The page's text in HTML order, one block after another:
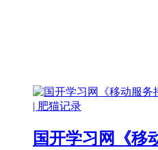
国开学习网《移